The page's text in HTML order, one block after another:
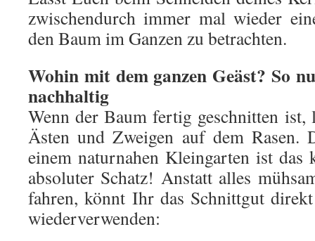
zwischendurch immer mal wieder
den Baum im Ganzen zu betrachten.
Wohin mit dem ganzen Geäst? So
nachhaltig
Wenn der Baum fertig geschnitten
Ästen und Zweigen auf dem Rasen.
einem naturnahen Kleingarten ist
absoluter Schatz! Anstatt alles
fahren, könnt Ihr das Schnittgut
wiederverwenden: